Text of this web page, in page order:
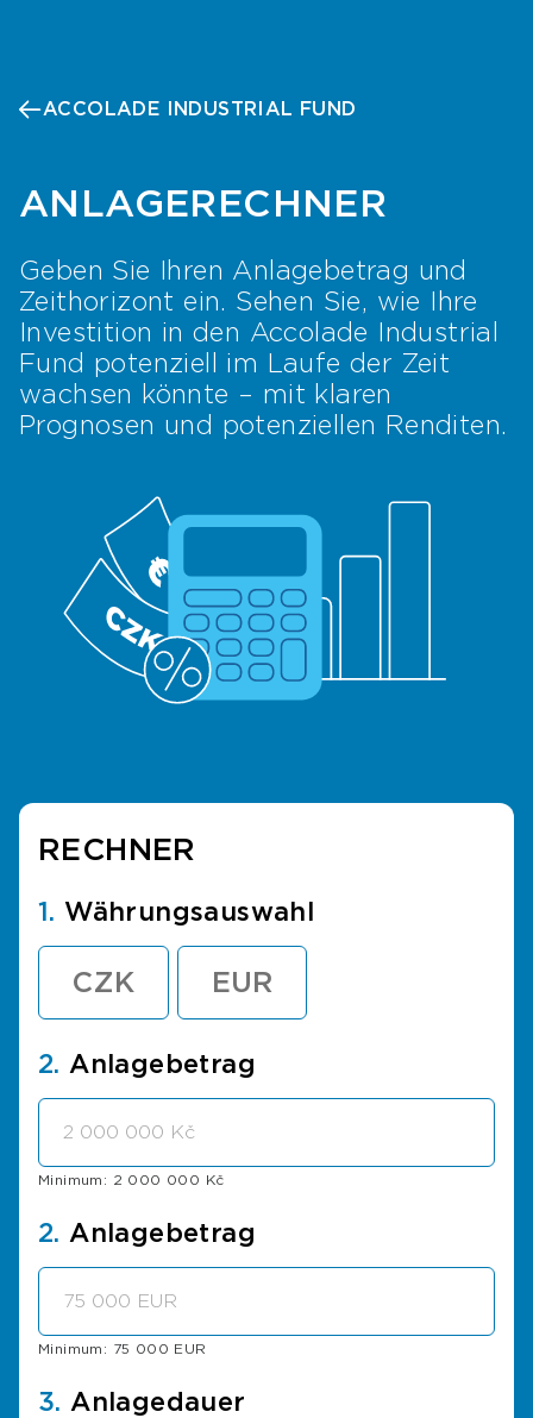
ACCOLADE INDUSTRIAL FUND
ANLAGERECHNER
Geben Sie Ihren Anlagebetrag und
Zeithorizont ein. Sehen Sie, wie Ihre
Investition in den Accolade Industrial
Fund potenziell im Laufe der Zeit
wachsen könnte – mit klaren
Prognosen und potenziellen Renditen.
RECHNER
1. Währungsauswahl
CZK EUR
2. Anlagebetrag
Minimum: 2 000 000 Kč
2. Anlagebetrag
Minimum: 75 000 EUR
3. Anlagedauer